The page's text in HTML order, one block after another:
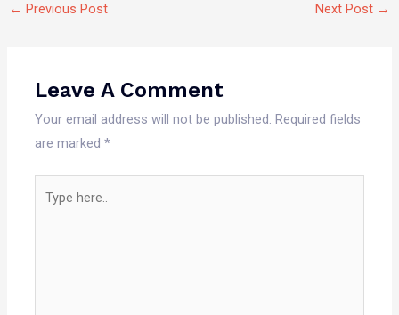
← Previous Post Next Post →
Leave A Comment
Your email address will not be published. Required fields
are marked*
here..